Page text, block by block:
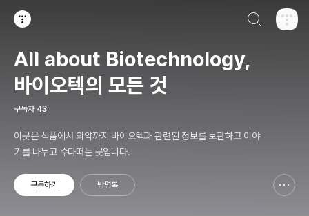
All about Biotechnology,
바이오텍의 모든 것
구독자 43
이곳은 식품에서 의약까지 바이오텍과 관련된 정보를 보관하고 이야
기를 나누고 수다떠는 곳입니다.
구독하기 방명록